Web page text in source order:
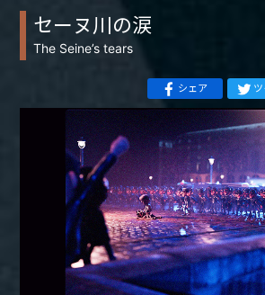
セーヌ川の涙
The Seine’s tears
シェア